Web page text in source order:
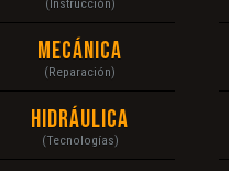
(Instrucción)
Mecánica
(Reparación)
Hidráulica
(Tecnologías)